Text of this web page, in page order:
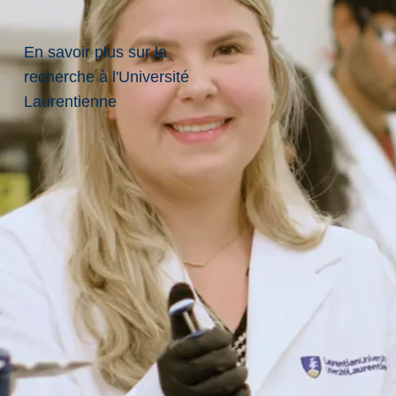
En savoir plus sur la
recherche à l'Université
Laurentienne
et service
de
serviettes
Politiques
générales de
l'établissement
Stationnement